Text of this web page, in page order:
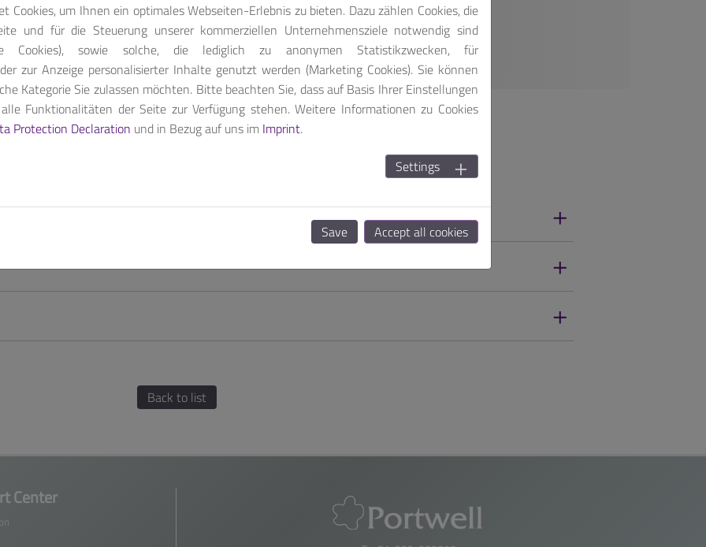
+5V, +12V, -12V, +3.3V & +5Vsb Output range.
Back to list
Center
Cookies, um Ihnen ein optimales Webseiten-Erlebnis zu bieten. Dazu zählen Cookies, die
und für die Steuerung unserer kommerziellen Unternehmensziele notwendig sind
Cookies), sowie solche, die lediglich zu anonymen Statistikzwecken, für
zur Anzeige personalisierter Inhalte genutzt werden (Marketing Cookies). Sie können
Kategorie Sie zulassen möchten. Bitte beachten Sie, dass auf Basis Ihrer Einstellungen
Funktionalitäten der Seite zur Verfügung stehen. Weitere Informationen zu Cookies
Protection Declaration und in Bezug auf uns im Imprint.
Settings
Save Accept all cookies